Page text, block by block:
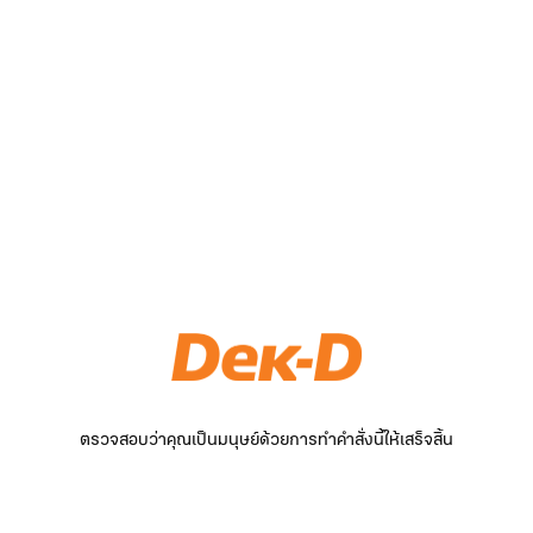
ตรวจสอบว่าคุณเป็นมนุษย์ด้วยการทำคำสั่งนี้ให้เสร็จสิ้น